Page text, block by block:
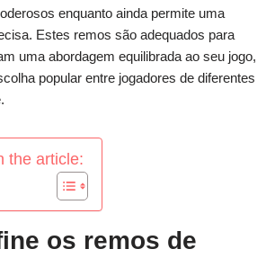
enquanto ainda permite uma
Estes remos são adequados para
uma abordagem equilibrada ao seu jogo,
popular entre jogadores de diferentes
the article:
os remos de